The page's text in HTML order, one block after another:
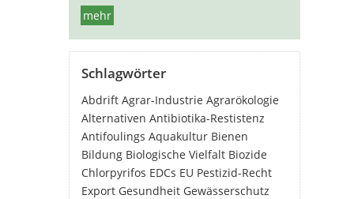
mehr
Schlagwörter
Abdrift Agrar-Industrie Agrarökologie
Alternativen Antibiotika-Restistenz
Antifoulings Aquakultur Bienen
Bildung Biologische Vielfalt Biozide
Chlorpyrifos EDCs EU Pestizid-Recht
Export Gesundheit Gewässerschutz